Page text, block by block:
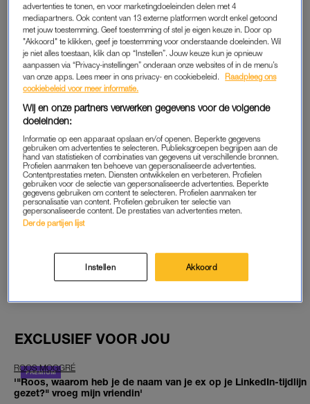
DELANGE IN MADURODAM
Het initiatief komt van radiozender100% NL, die in september
luisteraars vroeg welke artiest een plein verdient in
Madurodam. De zangeres kreeg de meeste stemmen. Zo
luisteraars van100% NLvereeuwigd ben in Madurodam”,
bewonderen is op mijn eigen plein vind ik echt fantastisch.”
Lees ook
Ilse DeLange over nieuw succes in Duitsland: ‘Ik kon het niet
geloven’
EXCLUSIEF VOOR JOU
ROOS MOGGRÉ
'"Roos, waarom heb je de naam van je ex op je LinkedIn-tijdlijn
gezet?" vroeg mijn vriendin'
advertenties te tonen, en voor marketingdoeleinden delen met 4
mediapartners. Ook content van 13 externe platformen wordt enkel getoond
met jouw toestemming. Geef toestemming of stel je eigen keuze in. Door op
"Akkoord" te klikken, geef je toestemming voor onderstaande doeleinden. Wil
je niet alles toestaan, klik dan op “Instellen”. Jouw keuze kun je opnieuw
aanpassen via “Privacy-instellingen” onderaan onze websites of in de menu’s
van onze apps. Lees meer in ons privacy- en cookiebeleid.
Raadpleeg ons
cookiebeleid voor meer informatie.
Wij en onze partners verwerken gegevens voor de volgende
doeleinden:
Informatie op een apparaat opslaan en/of openen. Beperkte gegevens
gebruiken om advertenties te selecteren. Publieksgroepen begrijpen aan de
hand van statistieken of combinaties van gegevens uit verschillende bronnen.
Profielen aanmaken ten behoeve van gepersonaliseerde advertenties.
Contentprestaties meten. Diensten ontwikkelen en verbeteren. Profielen
gebruiken voor de selectie van gepersonaliseerde advertenties. Beperkte
gegevens gebruiken om content te selecteren. Profielen aanmaken ter
personalisatie van content. Profielen gebruiken ter selectie van
gepersonaliseerde content. De prestaties van advertenties meten.
Derde partijen lijst
Instellen Akkoord